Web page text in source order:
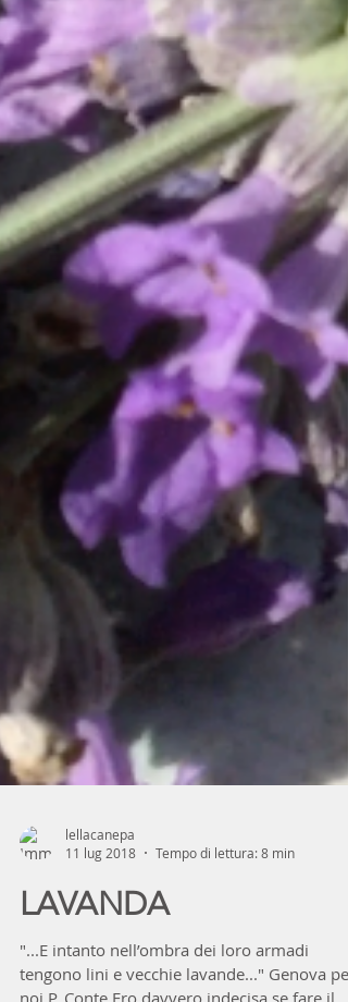
11 lug 2018
Tempo di lettura: 8 min
LAVANDA
"...E intanto nell’ombra dei loro armadi